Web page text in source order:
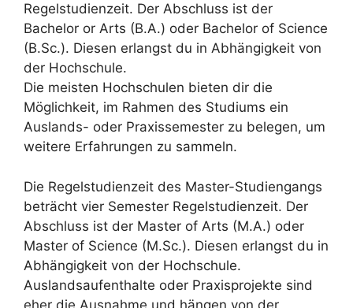
Regelstudienzeit. Der Abschluss ist der
Bachelor or Arts (B.A.) oder Bachelor of Science
(B.Sc.). Diesen erlangst du in Abhängigkeit von
der Hochschule.
Die meisten Hochschulen bieten dir die
Möglichkeit, im Rahmen des Studiums ein
Auslands- oder Praxissemester zu belegen, um
weitere Erfahrungen zu sammeln.
Die Regelstudienzeit des Master-Studiengangs
beträcht vier Semester Regelstudienzeit. Der
Abschluss ist der Master of Arts (M.A.) oder
Master of Science (M.Sc.). Diesen erlangst du in
Abhängigkeit von der Hochschule.
Auslandsaufenthalte oder Praxisprojekte sind
eher die Ausnahme und hängen von der